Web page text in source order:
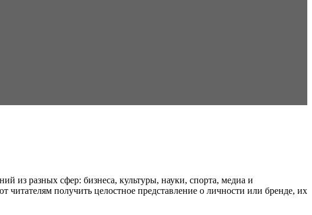
из разных сфер: бизнеса, культуры, науки, спорта, медиа и
получить целостное представление о личности или бренде, их